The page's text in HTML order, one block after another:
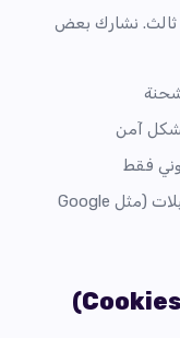
ثالث. نشارك بعض
آمن
فقط
مزوّدو خدمات تقنية: استضافة، تحليلات (مثل Google